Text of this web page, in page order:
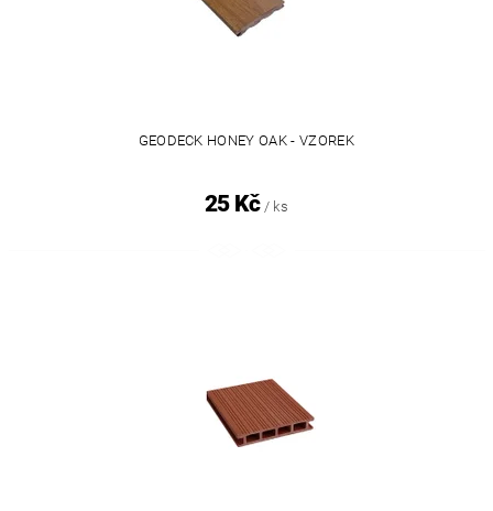
GEODECK HONEY OAK - VZOREK
25 Kč / ks